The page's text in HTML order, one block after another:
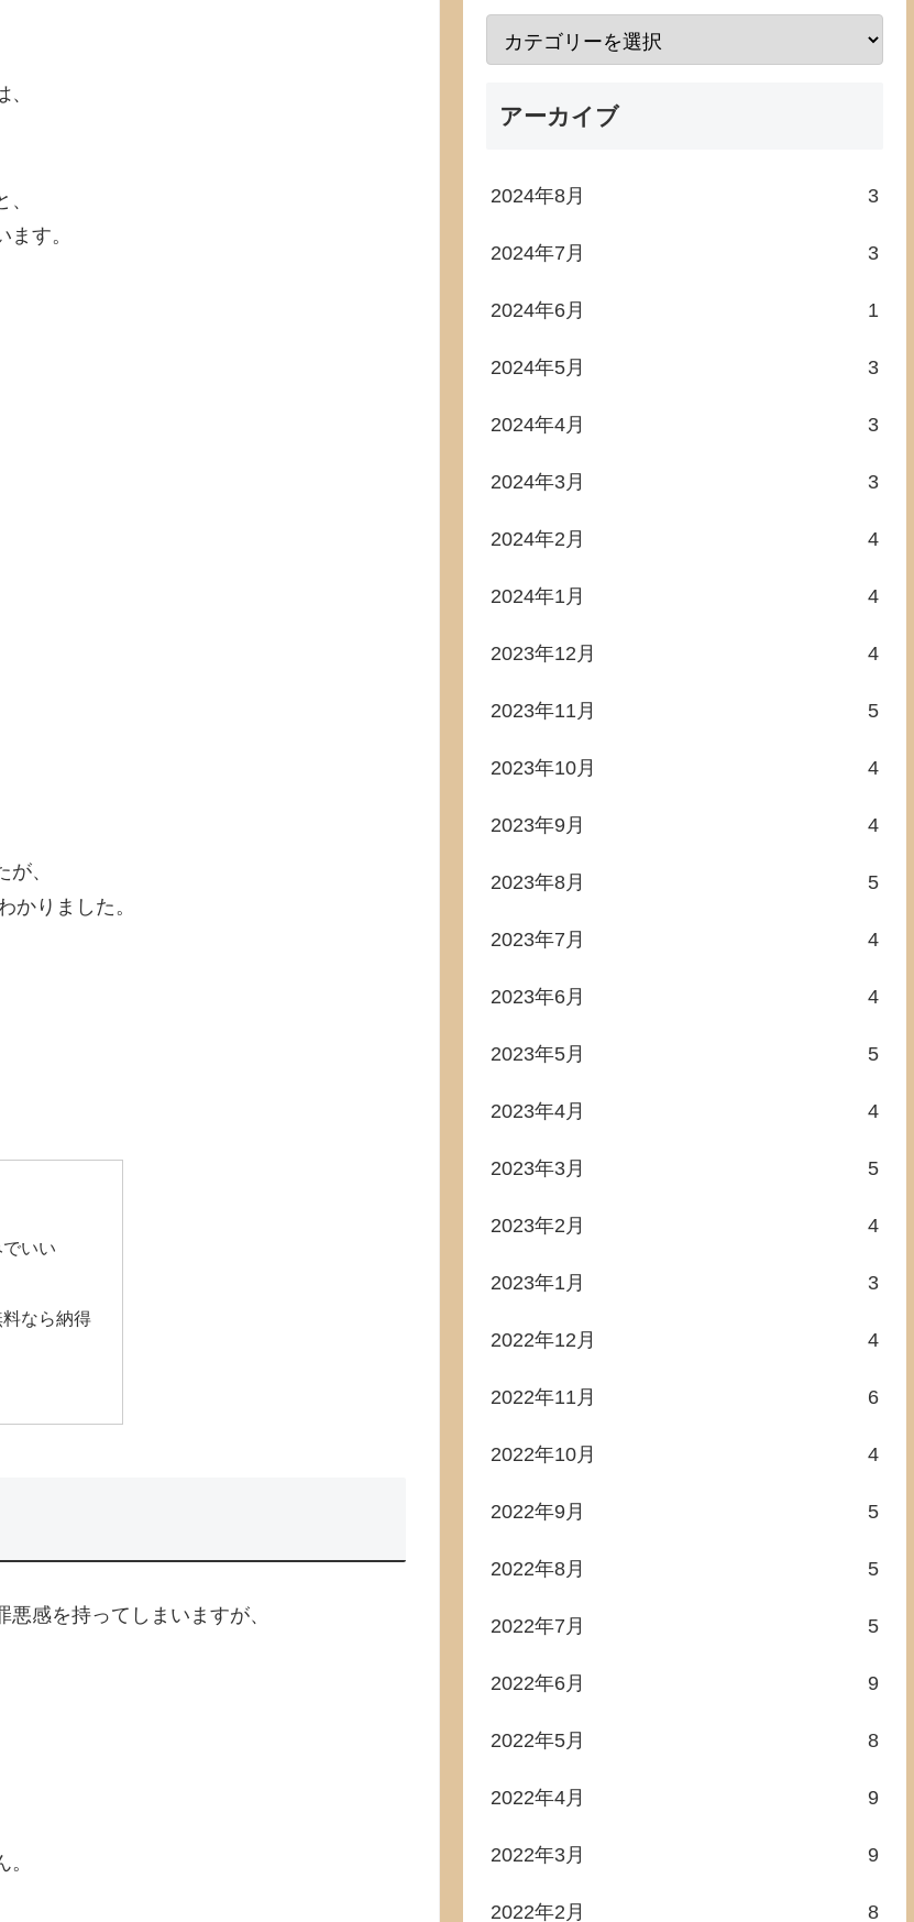
す。
、
かりました。
いい
なら納得
感を持ってしまいますが、
アーカイブ
2024年8月 3
2024年7月 3
2024年6月 1
2024年5月 3
2024年4月 3
2024年3月 3
2024年2月 4
2024年1月 4
2023年12月 4
2023年11月 5
2023年10月 4
2023年9月 4
2023年8月 5
2023年7月 4
2023年6月 4
2023年5月 5
2023年4月 4
2023年3月 5
2023年2月 4
2023年1月 3
2022年12月 4
2022年11月 6
2022年10月 4
2022年9月 5
2022年8月 5
2022年7月 5
2022年6月 9
2022年5月 8
2022年4月 9
2022年3月 9
2022年2月 8